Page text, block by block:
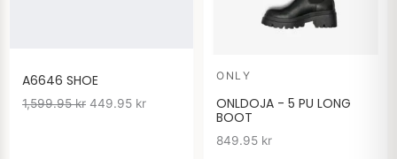
A6646 SHOE
1,599.95kr 449.95 kr
ONLY
ONLDOJA - 5 PU LONG
BOOT
849.95 kr